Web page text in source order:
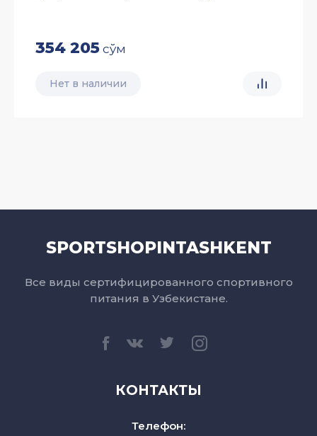
354 205 сўм
Нет в наличии
SPORTSHOPINTASHKENT
Все виды сертифицированного спортивного
питания в Узбекистане.
КОНТАКТЫ
Телефон: